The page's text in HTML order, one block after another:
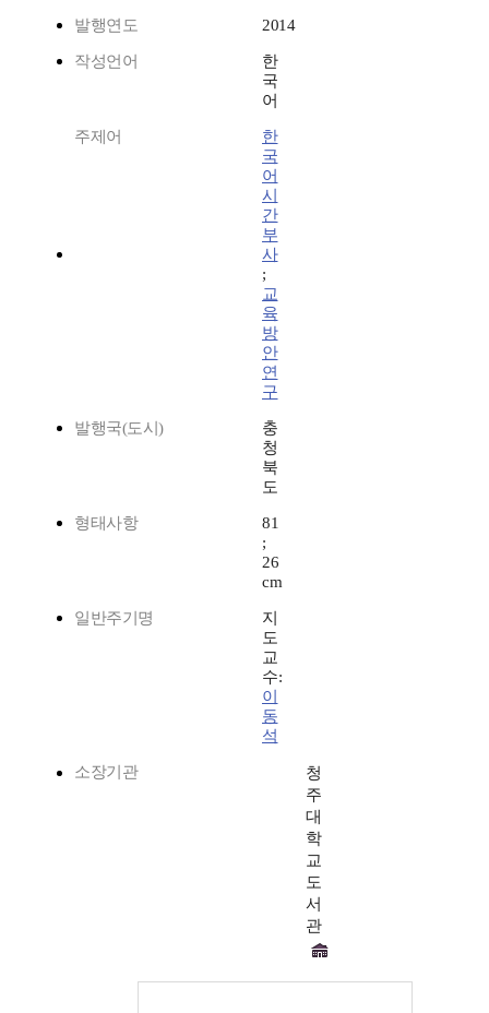
발행연도 2014
작성언어
한
국
어
주제어
한
국
어
시
간
부
사
;
교
육
방
안
연
구
발행국(도시)
충
청
북
도
형태사항
81
;
26
cm
일반주기명
지
도
교
수:
이
동
석
소장기관
청
주
대
학
교
도
서
관